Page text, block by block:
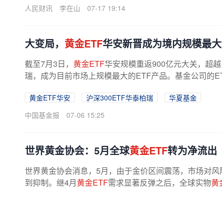
人民财讯
李在山 07-17 19:14
大变局， 黄金ETF华安新晋成为境内规模最
截至7月3日， 黄金ETF华安规模重返900亿元大关，超
瑞，成为目前市场上规模最大的ETF产品。基金公司的
黄金ETF华安 沪深300ETF华泰柏瑞
华夏基金
中国基金报
07-06 15:25
世界黄金协会：5月全球黄金ETF转为净流出
世界黄金协会消息，5月，由于金价区间震荡，市场对
到抑制。继4月黄金ETF需求显著反弹之后，全球实物黄